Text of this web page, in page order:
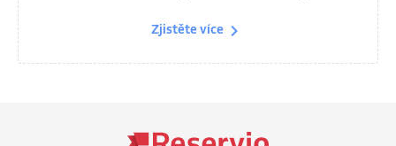
Zjistěte více